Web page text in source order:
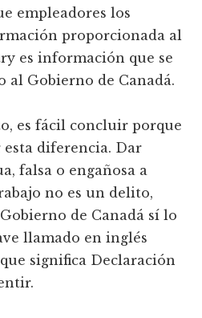
empleadores los
proporcionada al
es información que se
al Gobierno de Canadá.
es fácil concluir porque
diferencia. Dar
falsa o engañosa a
no es un delito,
de Canadá sí lo
llamado en inglés
significa Declaración